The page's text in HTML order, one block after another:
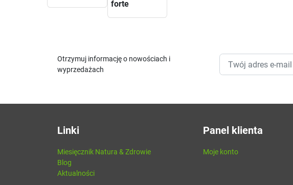
forte
Otrzymuj informację o nowościach i
wyprzedażach
Linki
Miesięcznik Natura & Zdrowie
Blog
Aktualności
Panel klienta
Moje konto